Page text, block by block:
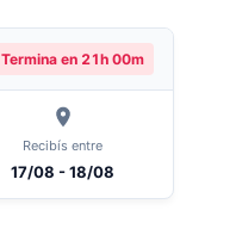
Termina en 21h 00m
Recibís entre
17/08 - 18/08